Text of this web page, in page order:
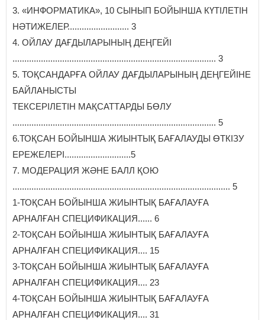
3. «ИНФОРМАТИКА», 10 СЫНЫП БОЙЫНША КҮТІЛЕТІН
НӘТИЖЕЛЕР.......................... 3
4. ОЙЛАУ ДАҒДЫЛАРЫНЫҢ ДЕҢГЕЙІ
...................................................................................... 3
5. ТОҚСАНДАРҒА ОЙЛАУ ДАҒДЫЛАРЫНЫҢ ДЕҢГЕЙІНЕ
БАЙЛАНЫСТЫ
ТЕКСЕРІЛЕТІН МАҚСАТТАРДЫ БӨЛУ
...................................................................................... 5
6.ТОҚСАН БОЙЫНША ЖИЫНТЫҚ БАҒАЛАУДЫ ӨТКІЗУ
ЕРЕЖЕЛЕРІ............................5
7. МОДЕРАЦИЯ ЖӘНЕ БАЛЛ ҚОЮ
............................................................................................ 5
1-ТОҚСАН БОЙЫНША ЖИЫНТЫҚ БАҒАЛАУҒА
АРНАЛҒАН СПЕЦИФИКАЦИЯ...... 6
2-ТОҚСАН БОЙЫНША ЖИЫНТЫҚ БАҒАЛАУҒА
АРНАЛҒАН СПЕЦИФИКАЦИЯ.... 15
3-ТОҚСАН БОЙЫНША ЖИЫНТЫҚ БАҒАЛАУҒА
АРНАЛҒАН СПЕЦИФИКАЦИЯ.... 23
4-ТОҚСАН БОЙЫНША ЖИЫНТЫҚ БАҒАЛАУҒА
АРНАЛҒАН СПЕЦИФИКАЦИЯ.... 31